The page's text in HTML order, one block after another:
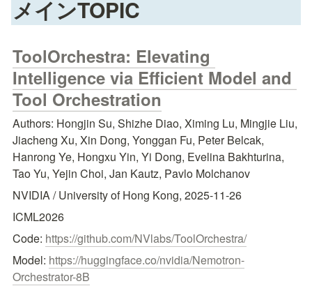
メインTOPIC
ToolOrchestra: Elevating
Intelligence via Efficient Model and
Tool Orchestration
Authors: Hongjin Su, Shizhe Diao, Ximing Lu, Mingjie Liu,
Jiacheng Xu, Xin Dong, Yonggan Fu, Peter Belcak,
Hanrong Ye, Hongxu Yin, Yi Dong, Evelina Bakhturina,
Tao Yu, Yejin Choi, Jan Kautz, Pavlo Molchanov
NVIDIA / University of Hong Kong, 2025-11-26
ICML2026
Code: https://github.com/NVlabs/ToolOrchestra/
Model: https://huggingface.co/nvidia/Nemotron-
Orchestrator-8B